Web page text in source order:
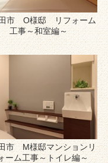
市 O様邸 リフォーム
工事～和室編～
市 M様邸マンションリ
ーム工事～トイレ編～